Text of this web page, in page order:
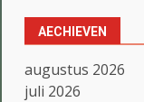
AECHIEVEN
augustus 2026
juli 2026